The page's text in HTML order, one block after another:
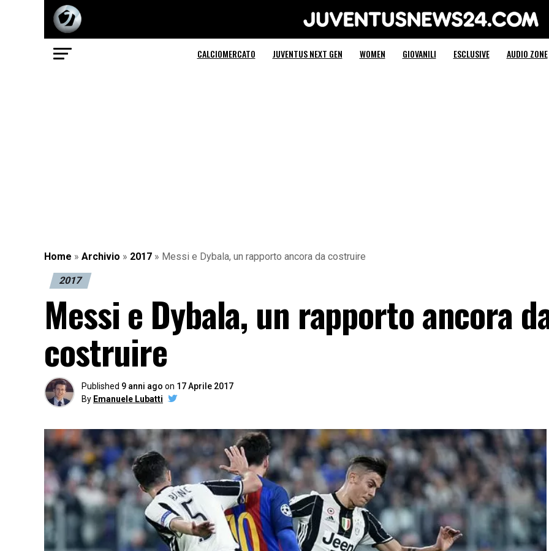
Juventus News 24
CALCIOMERCATO JUVENTUS NEXT GEN WOMEN GIOVANILI ESCLUSIVE AUDIO ZONE
Home » Archivio » 2017 » Messi e Dybala, un rapporto ancora da costruire
2017
Messi e Dybala, un rapporto ancora
costruire
Published 9 anni ago on 17 Aprile 2017
By Emanuele Lubatti